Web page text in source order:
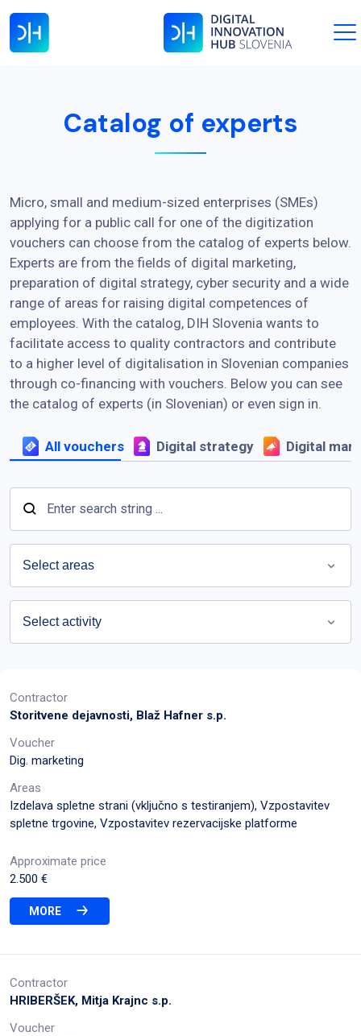
Catalog of experts
Micro, small and medium-sized enterprises (SMEs)
applying for a public call for one of the digitization
vouchers can choose from the catalog of experts below.
Experts are from the fields of digital marketing,
preparation of digital strategy, cyber security and a wide
range of areas for raising digital competences of
employees. With the catalog, DIH Slovenia wants to
facilitate access to quality contractors and contribute
to a higher level of digitalisation in Slovenian companies
through co-financing with vouchers. Below you can see
the catalog of experts (in Slovenian) or even sign in.
All vouchers Digital strategy Digital
Contractor
Storitvene dejavnosti, Blaž Hafner s.p.
Voucher
Dig. marketing
Areas
Izdelava spletne strani (vključno s testiranjem), Vzpostavitev
spletne trgovine, Vzpostavitev rezervacijske platforme
Approximate price
2.500 €
MORE
Contractor
HRIBERŠEK, Mitja Krajnc s.p.
Voucher